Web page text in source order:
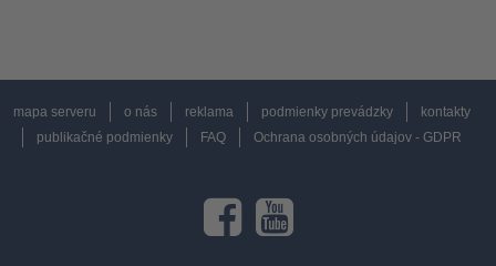
mapa serveru o nás reklama podmienky prevádzky
kontakty
publikačné podmienky
FAQ Ochrana osobných údajov - GDPR